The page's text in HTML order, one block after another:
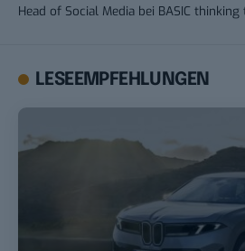
Head of Social Media bei BASIC thinking
LESEEMPFEHLUNGEN